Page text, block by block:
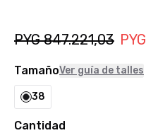
PYG 847.221,03 PYG
TamañoVer guía de talles
38
Cantidad